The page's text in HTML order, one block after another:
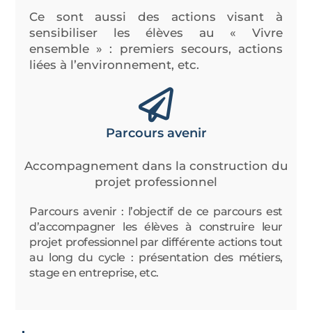
Ce sont aussi des actions visant à
sensibiliser les élèves au « Vivre
ensemble » : premiers secours, actions
liées à l’environnement, etc.
Parcours avenir
Accompagnement dans la construction du
projet professionnel
Parcours avenir : l’objectif de ce parcours est
d’accompagner les élèves à construire leur
projet professionnel par différente actions tout
au long du cycle : présentation des métiers,
stage en entreprise, etc.